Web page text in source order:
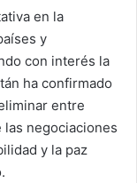
en la
y
con interés la
ha confirmado
entre
las negociaciones
y la paz